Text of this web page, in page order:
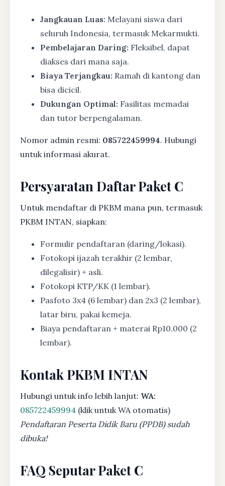
Jangkauan Luas: Melayani siswa dari
seluruh Indonesia, termasuk Mekarmukti.
Pembelajaran Daring: Fleksibel, dapat
diakses dari mana saja.
Biaya Terjangkau: Ramah di kantong dan
bisa dicicil.
Dukungan Optimal: Fasilitas memadai
dan tutor berpengalaman.
Nomor admin resmi: 085722459994. Hubungi
untuk informasi akurat.
Persyaratan Daftar Paket C
Untuk mendaftar di PKBM mana pun, termasuk
PKBM INTAN, siapkan:
Formulir pendaftaran (daring/lokasi).
Fotokopi ijazah terakhir (2 lembar,
dilegalisir) + asli.
Fotokopi KTP/KK (1 lembar).
Pasfoto 3x4 (6 lembar) dan 2x3 (2 lembar),
latar biru, pakai kemeja.
Biaya pendaftaran + materai Rp10.000 (2
lembar).
Kontak PKBM INTAN
Hubungi untuk info lebih lanjut: WA:
085722459994 (klik untuk WA otomatis)
Pendaftaran Peserta Didik Baru (PPDB) sudah
dibuka!
FAQ Seputar Paket C